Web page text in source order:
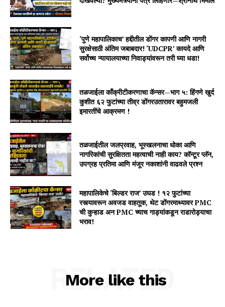
‘पुणे महापालिकाच’ हद्दीतील डोंगर कापणी आणि नागरी
सुरक्षेसाठी अंतिम जबाबदार! ‘UDCPR’ कायदे आणि
सर्वोच्च न्यायालयाच्या निवाड्यांवरून तरी घ्या धडा!
तळजाईला काँक्रीटीकरणाचा कॅन्सर—भाग ५: हिंगणे खुर्द
कुशीत ६२ फुटांच्या तीव्र डोंगरउतारावर बहुमजली
इमारतींचे आक्रमण !
तळजाईतील जलप्रवाह, भूस्खलनाचा धोका आणि
नागरिकांची सुरक्षितता महत्वाची नाही काय? कॉन्टूर प्लॅन,
उपग्रह प्रतिमा आणि मंजूर नकाशांनी वाढवले प्रश्न
महापालिकेचे ‘बिल्डर राज’ उघड ! १२ फुटांच्या
रस्त्यावरून अवजड वाहतूक, थेट डोंगरमाथ्यावर PMC
ची कुऱ्हाड अन PMC च्याच गाड्यांकडून राडारोड्याचा
भराव!
More like this
RELATED